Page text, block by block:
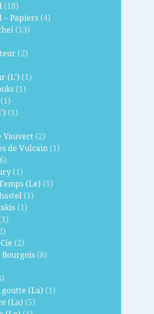
(18)
– Papiers (4)
(13)
(2)
(L') (1)
(1)
(1)
(1)
Vauvert (2)
de Vulcain (1)
(1)
(Le) (1)
(1)
(1)
(2)
(8)
(La) (1)
(La) (5)